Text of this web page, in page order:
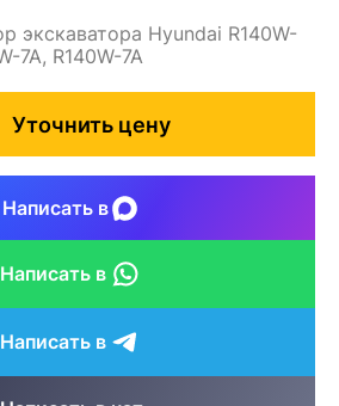
экскаватора Hyundai R140W-
7A, R140W-7A
Уточнить цену
Написать в
Написать в
Написать в